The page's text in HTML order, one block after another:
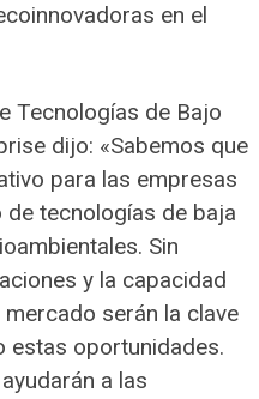
en el
Tecnologías de Bajo
dijo: «Sabemos que
para las empresas
tecnologías de baja
Sin
y la capacidad
serán la clave
estas oportunidades.
a las